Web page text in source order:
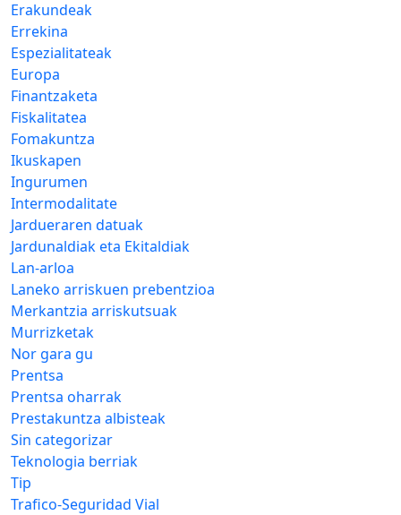
Erakundeak
Errekina
Espezialitateak
Europa
Finantzaketa
Fiskalitatea
Fomakuntza
Ikuskapen
Ingurumen
Intermodalitate
Jardueraren datuak
Jardunaldiak eta Ekitaldiak
Lan-arloa
Laneko arriskuen prebentzioa
Merkantzia arriskutsuak
Murrizketak
Nor gara gu
Prentsa
Prentsa oharrak
Prestakuntza albisteak
Sin categorizar
Teknologia berriak
Tip
Trafico-Seguridad Vial